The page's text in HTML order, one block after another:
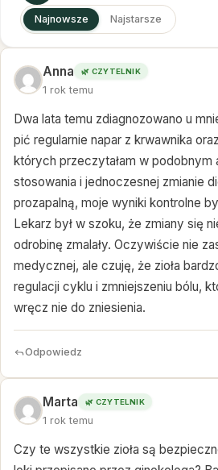
Najnowsze Najstarsze
Anna 🌿 CZYTELNIK
1 rok temu
Dwa lata temu zdiagnozowano u
pić regularnie napar z krwawnika
których przeczytałam w podobnym
stosowania i jednoczesnej zmianie
prozapalną, moje wyniki kontrolne
Lekarz był w szoku, że zmiany się
odrobinę zmalały. Oczywiście nie
medycznej, ale czuję, że zioła
regulacji cyklu i zmniejszeniu bólu,
wręcz nie do zniesienia.
Odpowiedz
Marta 🌿 CZYTELNIK
1 rok temu
Czy te wszystkie zioła są